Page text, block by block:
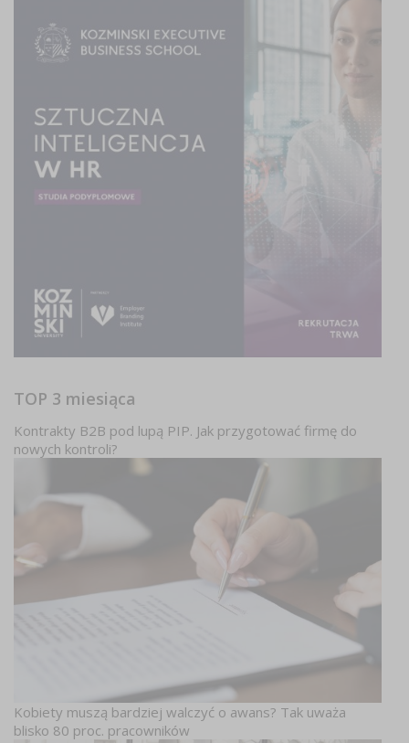
TOP 3 miesiąca
Kontrakty B2B pod lupą PIP. Jak przygotować firmę do
nowych kontroli?
Kobiety muszą bardziej walczyć o awans? Tak uważa
blisko 80 proc. pracowników